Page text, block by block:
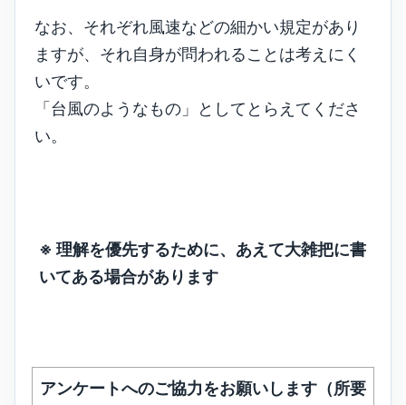
なお、それぞれ風速などの細かい規定があり
ますが、それ自身が問われることは考えにく
いです。
「台風のようなもの」としてとらえてくださ
い。
※ 理解を優先するために、あえて大雑把に書
いてある場合があります
アンケートへのご協力をお願いします（所要